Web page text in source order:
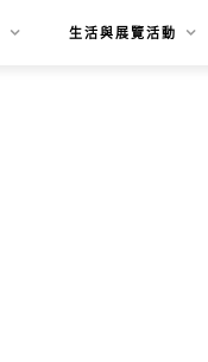
生活與展覽活動